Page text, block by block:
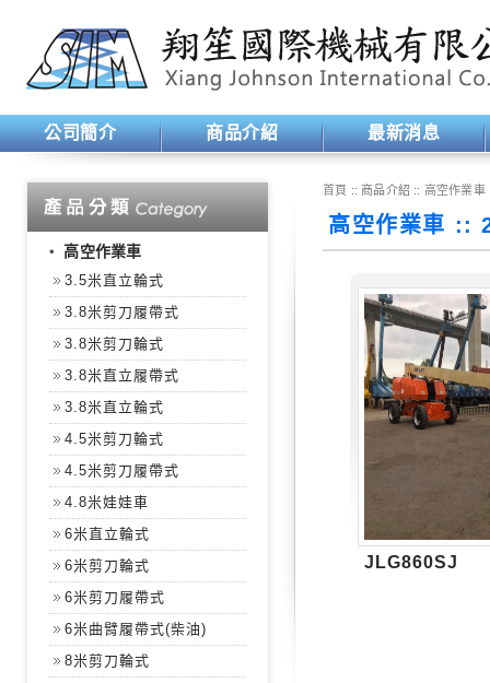
公司簡介 商品介紹 最新消息
‧高空作業車
3.5米直立輪式
3.8米剪刀履帶式
3.8米剪刀輪式
3.8米直立履帶式
3.8米直立輪式
4.5米剪刀輪式
4.5米剪刀履帶式
4.8米娃娃車
6米直立輪式
6米剪刀輪式
6米剪刀履帶式
6米曲臂履帶式(柴油)
8米剪刀輪式
首頁 :: 商品介紹 :: 高空作業車
高空作業車 ::
JLG860SJ